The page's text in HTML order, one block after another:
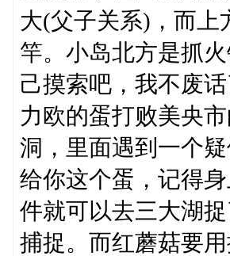
大(父子关系)，而上
竿。小岛北方是抓
己摸索吧，我不废
力欧的蛋打败美央
洞，里面遇到一个
给你这个蛋，记得
件就可以去三大湖
捕捉。而红蘑菇要